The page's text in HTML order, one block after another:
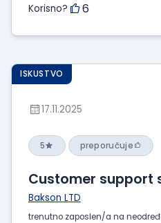
Korisno? 6
ISKUSTVO
17.11.2025
5 preporučuje
Customer support
Bakson LTD
trenutno zaposlen/a na